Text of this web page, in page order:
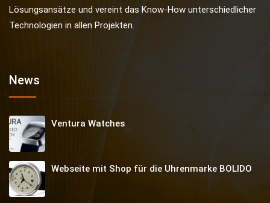
Lösungsansätze und vereint das Know-How unterschiedlicher
Technologien in allen Projekten.
News
Ventura Watches
Webseite mit Shop für die Uhrenmarke BOLIDO